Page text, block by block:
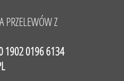
PRZELEWÓW Z
1902 0196 6134